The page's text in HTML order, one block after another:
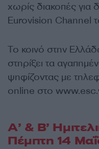
χωρίς διακοπές για
Eurovision Channel
Το κοινό στην
στηρίξει τα
ψηφίζοντας με
online στο
Α’ & Β’
Πέμπτη 14